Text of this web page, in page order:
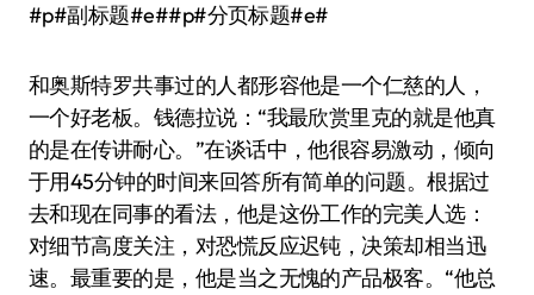
#p#副标题#e##p#分页标题#e#
和奥斯特罗共事过的人都形容他是一个仁慈的人，
一个好老板。钱德拉说：“我最欣赏里克的就是他真
的是在传讲耐心。”在谈话中，他很容易激动，倾向
于用45分钟的时间来回答所有简单的问题。根据过
去和现在同事的看法，他是这份工作的完美人选：
对细节高度关注，对恐慌反应迟钝，决策却相当迅
速。最重要的是，他是当之无愧的产品极客。“他总